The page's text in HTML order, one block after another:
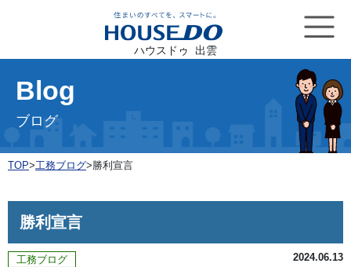
ハウスドゥ 出雲
Blog
ブログ
TOP>工務ブログ>勝利宣言
勝利宣言
工務ブログ 2024.06.13